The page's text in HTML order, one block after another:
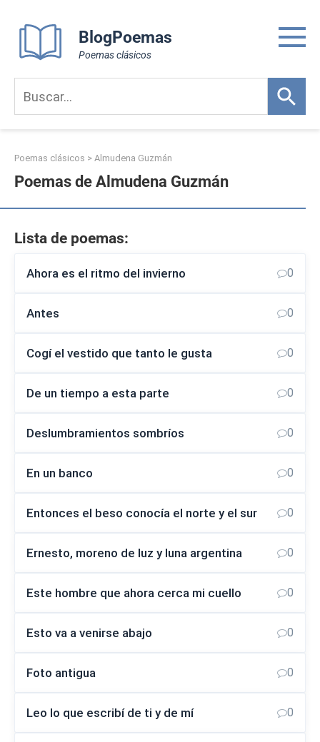
content
BlogPoemas
Poemas clásicos
Poemas clásicos > Almudena Guzmán
Poemas de Almudena Guzmán
Lista de poemas:
Ahora es el ritmo del invierno 0
Antes 0
Cogí el vestido que tanto le gusta 0
De un tiempo a esta parte 0
Deslumbramientos sombríos 0
En un banco 0
Entonces el beso conocía el norte y el sur 0
Ernesto, moreno de luz y luna argentina 0
Este hombre que ahora cerca mi cuello 0
Esto va a venirse abajo 0
Foto antigua 0
Leo lo que escribí de ti y de mí 0